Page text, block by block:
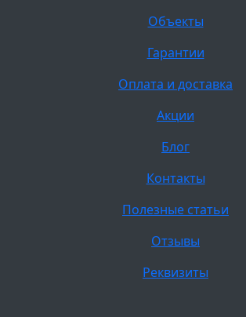
Объекты
Гарантии
Оплата и доставка
Акции
Блог
Контакты
Полезные статьи
Отзывы
Реквизиты